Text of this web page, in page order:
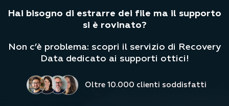
Hai bisogno di estrarre dei file ma il supporto
si è rovinato?
Non c’è problema: scopri il servizio di Recovery
Data dedicato ai supporti ottici!
Oltre 10.000 clienti soddisfatti